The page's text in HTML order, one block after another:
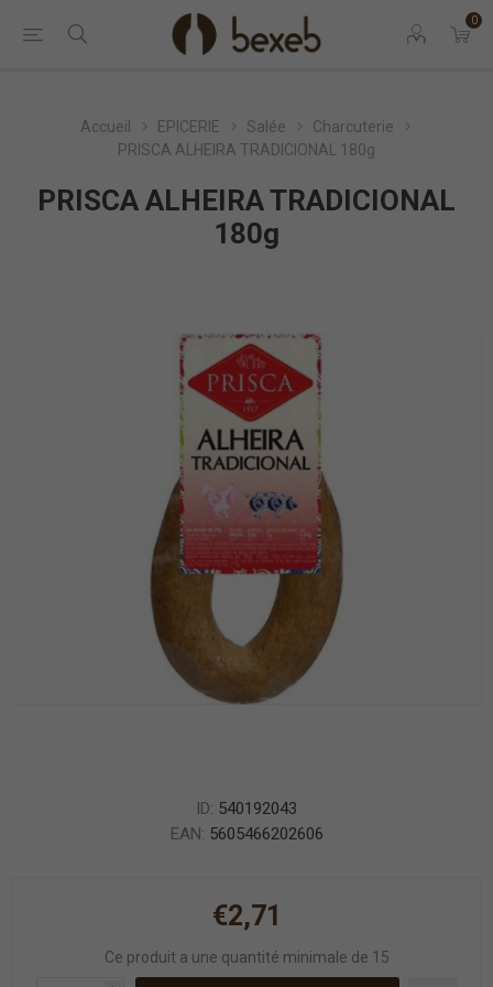
0
Accueil EPICERIE Salée
Charcuterie
PRISCA ALHEIRA TRADICIONAL 180g
PRISCA ALHEIRA TRADICIONAL
180g
ID: 540192043
EAN: 5605466202606
€2,71
Ce produit a une quantité minimale de 15